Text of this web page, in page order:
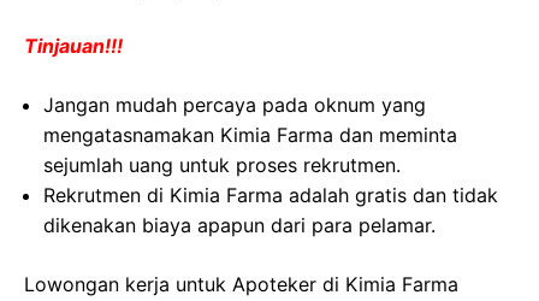
Tinjauan!!!
Jangan mudah percaya pada oknum yang
mengatasnamakan Kimia Farma dan meminta
sejumlah uang untuk proses rekrutmen.
Rekrutmen di Kimia Farma adalah gratis dan tidak
dikenakan biaya apapun dari para pelamar.
Lowongan kerja untuk Apoteker di Kimia Farma